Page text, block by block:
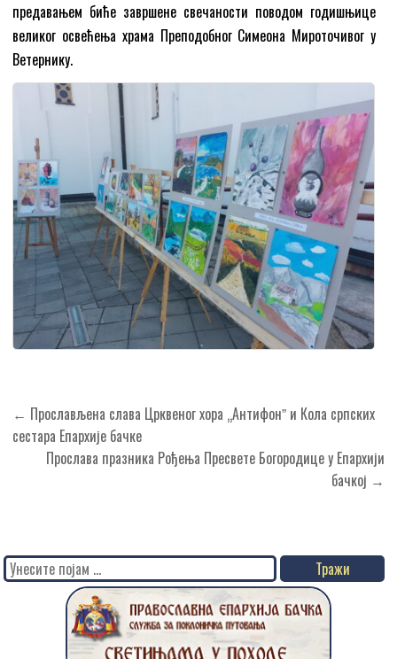
предавањем биће завршене свечаности поводом годишњице
великог освећења храма Преподобног Симеона Мироточивог у
Ветернику.
Кретање
чланка
← Прослављена слава Црквеног хора „Антифонˮ и Кола српских
сестара Епархије бачке
Прослава празника Рођења Пресвете Богородице у Епархији
бачкој →
Search
for: